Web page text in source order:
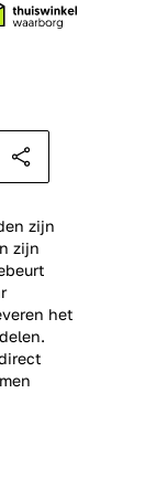
zijn
zijn
het